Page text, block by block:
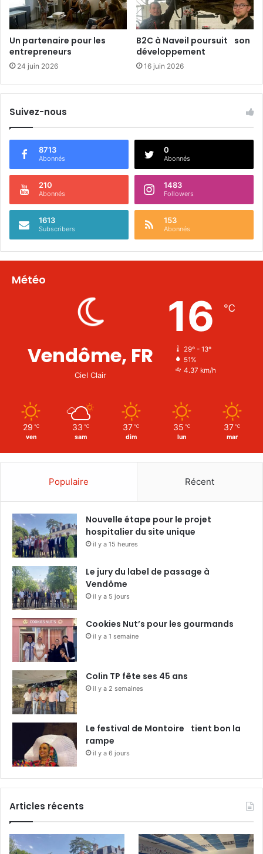
s
s
t
p
a
t
Un partenaire pour les
entrepreneurs
24 juin 2026
B2C à Naveil poursuit son
développement
16 juin 2026
Suivez-nous
8713
Abonnés
0
Abonnés
210
Abonnés
1483
Followers
1613
Subscribers
153
Abonnés
Météo
Vendôme, FR
Ciel Clair
16 ℃
29º - 13º
51%
4.37 km/h
29 ℃
ven
33 ℃
sam
37 ℃
dim
35 ℃
lun
37 ℃
mar
Populaire Récent
Nouvelle étape pour le projet
hospitalier du site unique
il y a 15 heures
Le jury du label de passage à
Vendôme
il y a 5 jours
Cookies Nut’s pour les gourmands
il y a 1 semaine
Colin TP fête ses 45 ans
il y a 2 semaines
Le festival de Montoire tient bon la
rampe
il y a 6 jours
Articles récents